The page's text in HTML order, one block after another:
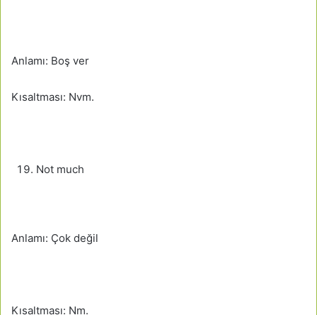
Anlamı: Boş ver
Kısaltması: Nvm.
Not much
Anlamı: Çok değil
Kısaltması: Nm.